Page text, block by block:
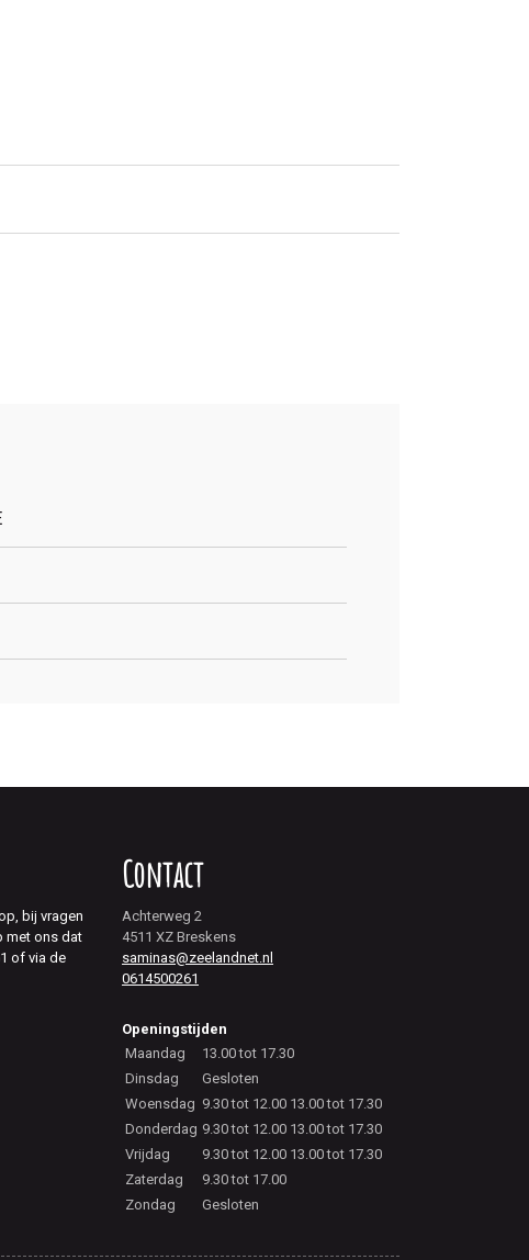
bij vragen
met ons dat
of via de
Contact
Achterweg 2
4511 XZ Breskens
saminas@zeelandnet.nl
0614500261
Openingstijden
Maandag
13.00 tot 17.30
Dinsdag
Gesloten
Woensdag 9.30 tot 12.00 13.00 tot 17.30
Donderdag 9.30 tot 12.00 13.00 tot 17.30
Vrijdag
9.30 tot 12.00 13.00 tot 17.30
Zaterdag
9.30 tot 17.00
Zondag
Gesloten